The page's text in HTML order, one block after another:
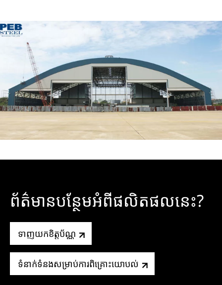
ព័ត៌មានបន្ថែមអំពីផលិតផលនេះ?
ទាញយកខិត្តប័ណ្ណ
ទំនាក់ទំនងសម្រាប់ការពិគ្រោះយោបល់